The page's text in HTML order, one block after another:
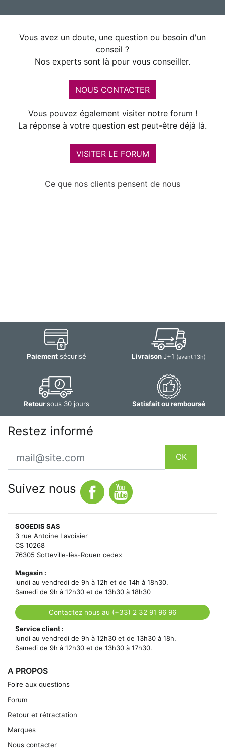
Vous avez un doute, une question ou besoin d'un
conseil ?
Nos experts sont là pour vous conseiller.
NOUS CONTACTER
Vous pouvez également visiter notre forum !
La réponse à votre question est peut-être déjà là.
VISITER LE FORUM
Ce que nos clients pensent de nous
Paiementsécurisé LivraisonJ+1 (avant 13h)
Retoursous 30 jours Satisfait ou remboursé
Restez informé
Email
OK
Suivez nous
SOGEDIS SAS
3 rue Antoine Lavoisier
CS 10268
76305 Sotteville-lès-Rouen cedex
Magasin :
lundi au vendredi de 9h à 12h et de 14h à 18h30.
Samedi de 9h à 12h30 et de 13h30 à 18h30
Contactez nous au (+33) 2 32 91 96 96
Service client :
lundi au vendredi de 9h à 12h30 et de 13h30 à 18h.
Samedi de 9h à 12h30 et de 13h30 à 17h30.
A PROPOS
Foire aux questions
Forum
Retour et rétractation
Marques
Nous contacter